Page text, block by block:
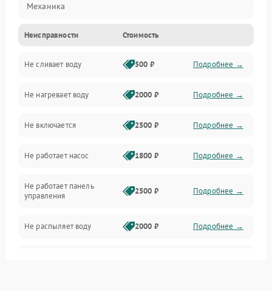
Механика
Управление
Электропитание
Датчики
Нагрев
Вода
Гигиена
Программное обеспечение
Неисправности Стоимость
Не сливает воду 500 ₽ Подробнее →
Не нагревает воду 2000 ₽ Подробнее →
Не включается 2500 ₽ Подробнее →
Не работает насос 1800 ₽ Подробнее →
Не работает панель
управления
2500 ₽ Подробнее →
Не распыляет воду 2000 ₽ Подробнее →